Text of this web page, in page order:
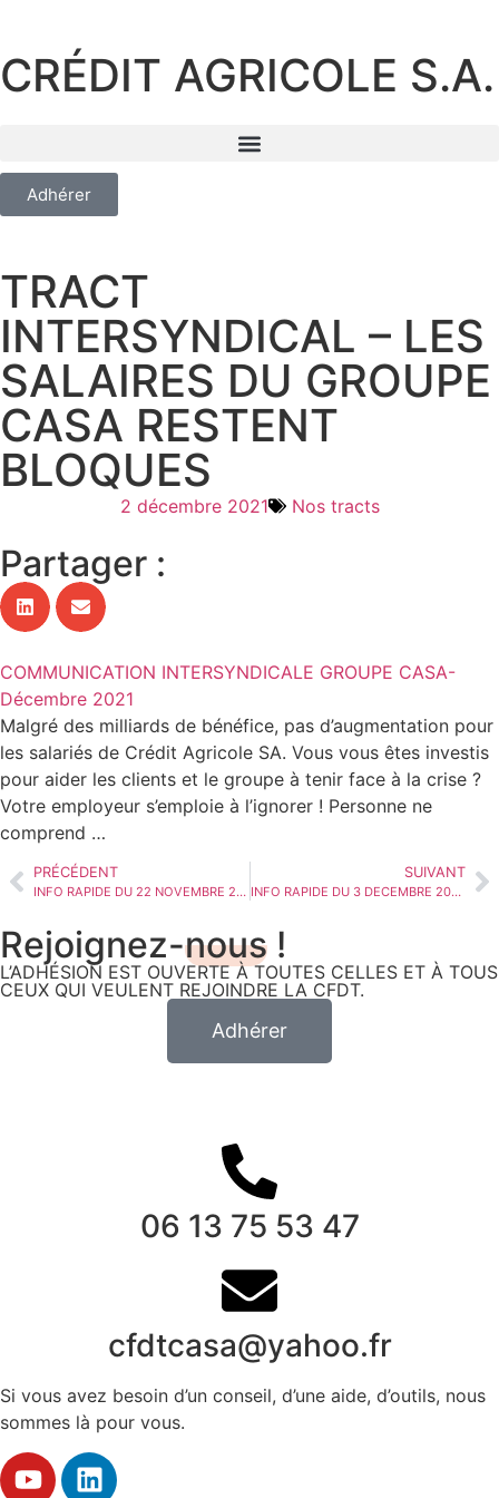
CRÉDIT AGRICOLE S.A.
Adhérer
TRACT
INTERSYNDICAL – LES
SALAIRES DU GROUPE
CASA RESTENT
BLOQUES
2 décembre 2021 Nos tracts
Partager :
COMMUNICATION INTERSYNDICALE GROUPE CASA-
Décembre 2021
Malgré des milliards de bénéfice, pas d’augmentation pour
les salariés de Crédit Agricole SA. Vous vous êtes investis
pour aider les clients et le groupe à tenir face à la crise ?
Votre employeur s’emploie à l’ignorer ! Personne ne
comprend …
PRÉCÉDENT
INFO RAPIDE DU 22 NOVEMBRE 2021 – NEGOCIATIONS SALARIALES EN COURS
SUIVANT
INFO RAPIDE DU 3 DECEMBRE 2021 – LA CFDT NE SIGNE PAS LES ACCORDS NAO ET PRIME MACRON
Rejoignez-nous !
L’ADHÉSION EST OUVERTE À TOUTES CELLES ET À TOUS
CEUX QUI VEULENT REJOINDRE LA CFDT.
Adhérer
06 13 75 53 47
cfdtcasa@yahoo.fr
Si vous avez besoin d’un conseil, d’une aide, d’outils, nous
sommes là pour vous.